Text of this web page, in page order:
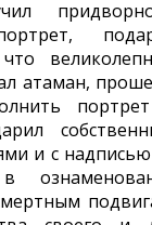
атаман,
и с